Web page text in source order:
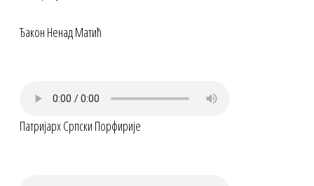
Ђакон Ненад Матић
Патријарх Српски Порфирије